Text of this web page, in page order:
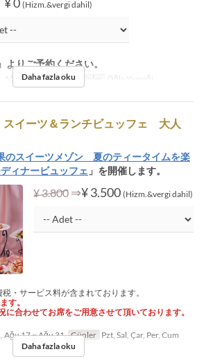
(Hizm.&vergi dahil)
りご予約ください。
Ağu 17 ~ Ağu 31 Öğünler Öğle Yemeği
Daha fazla oku
スイーツ＆ランチビュッフェ 大人
のスイーツメゾン 夏のティータイムを楽
ィナービュッフェ 」を開催します。
¥ 3.800 ⇒¥ 3.500 (Hizm.&vergi dahil)
・サービス料が含まれております。
す。
に合わせてお席をご用意させて頂いております。
Ağu 17 ~ Ağu 31 Günler Pzt, Sal, Çar, Per, Cum
Daha fazla oku